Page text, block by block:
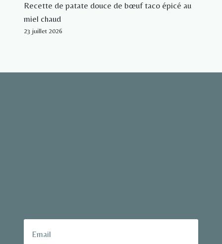
Recette de patate douce de bœuf taco épicé au
miel chaud
23 juillet 2026